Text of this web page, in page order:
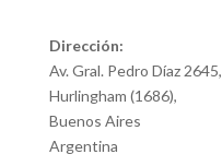
Dirección:
Av. Gral. Pedro Díaz 2645,
Hurlingham (1686),
Buenos Aires
Argentina